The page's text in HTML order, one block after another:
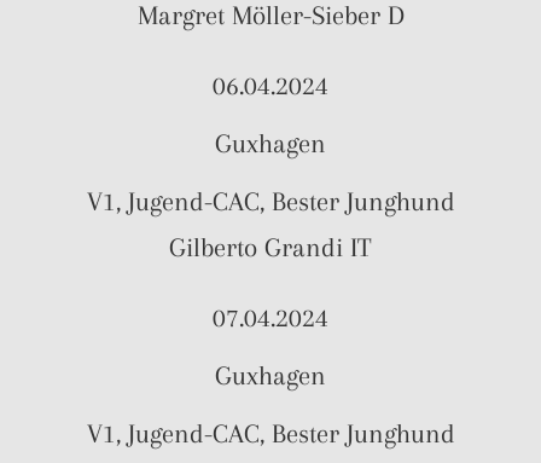
Margret Möller-Sieber D
06.04.2024
Guxhagen
V1, Jugend-CAC, Bester Junghund
Gilberto Grandi IT
07.04.2024
Guxhagen
V1, Jugend-CAC, Bester Junghund